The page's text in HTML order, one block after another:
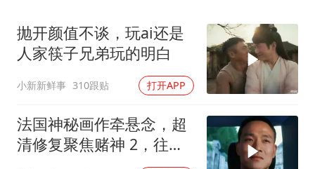
我国外贸延续良好增长态势
东航：国内客票提前14天免费退改
欧阳娜娜窦靖童好搭
夯实基础开新局
抛开颜值不谈，玩ai还是
人家筷子兄弟玩的明白
小新新鲜事 310跟贴 打开APP
法国神秘画作牵悬念，超
清修复聚焦赌神 2，往昔